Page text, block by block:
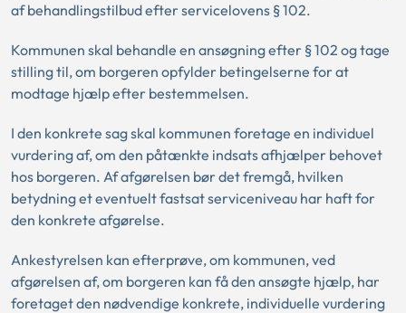
af behandlingstilbud efter servicelovens § 102.
Kommunen skal behandle en ansøgning efter § 102 og tage
stilling til, om borgeren opfylder betingelserne for at
modtage hjælp efter bestemmelsen.
I den konkrete sag skal kommunen foretage en individuel
vurdering af, om den påtænkte indsats afhjælper behovet
hos borgeren. Af afgørelsen bør det fremgå, hvilken
betydning et eventuelt fastsat serviceniveau har haft for
den konkrete afgørelse.
Ankestyrelsen kan efterprøve, om kommunen, ved
afgørelsen af, om borgeren kan få den ansøgte hjælp, har
foretaget den nødvendige konkrete, individuelle vurdering